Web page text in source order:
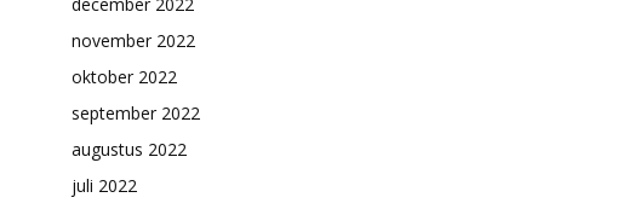
november 2022
oktober 2022
september 2022
augustus 2022
juli 2022